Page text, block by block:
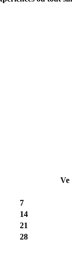
Ve
7
14
21
28